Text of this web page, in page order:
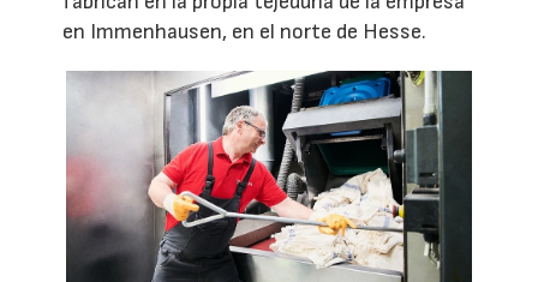
en Immenhausen, en el norte de Hesse.